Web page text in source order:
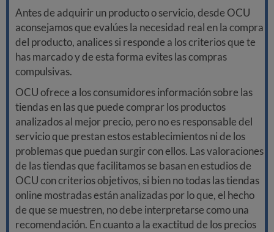
Antes de adquirir un producto o servicio, desde OCU
aconsejamos que evalúes la necesidad real en la compra
del producto, analices si responde a los criterios que te
has marcado y de esta forma evites las compras
compulsivas.
OCU ofrece a los consumidores información sobre las
tiendas en las que puede comprar los productos
analizados al mejor precio, pero no es responsable del
servicio que prestan estos establecimientos ni de los
problemas que puedan surgir con ellos. Las valoraciones
de las tiendas que facilitamos se basan en estudios de
OCU con criterios objetivos, si bien no todas las tiendas
online mostradas están analizadas por lo que, el hecho
de que se muestren, no debe interpretarse como una
recomendación. En cuanto a la exactitud de los precios